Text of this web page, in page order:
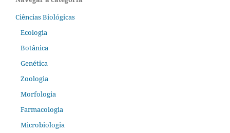
Ciências Biológicas
Ecologia
Botânica
Genética
Zoologia
Morfologia
Farmacologia
Microbiologia